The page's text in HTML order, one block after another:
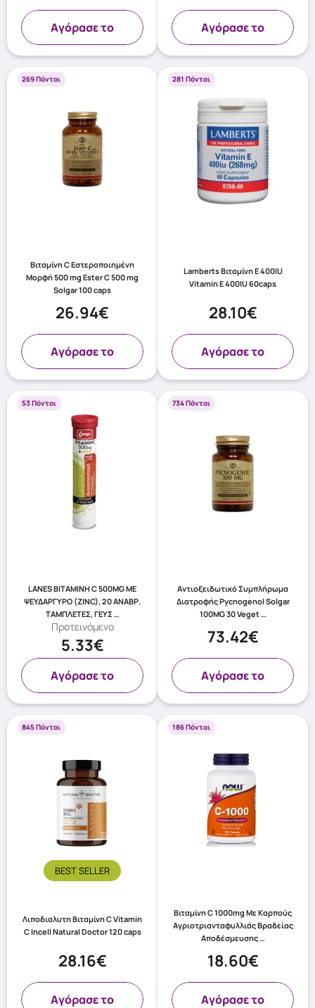
Aγόρασε το Aγόρασε το
269 Πόντοι
Βιταμίνη C Eστεροποιημένη
Μορφή 500 mg Ester C 500 mg
Solgar 100 caps
26.94€
Aγόρασε το
281 Πόντοι
Lamberts Βιταμίνη Ε 400IU
Vitamin E 400IU 60caps
28.10€
Aγόρασε το
53 Πόντοι
LANES ΒΙΤΑΜΙΝΗ C 500MG ΜΕ
ΨΕΥΔΑΡΓΥΡΟ (ZINC), 20 ΑΝΑΒΡ.
ΤΑΜΠΛΕΤΕΣ, ΓΕΥΣ …
Προτεινόμενο
5.33€
Aγόρασε το
734 Πόντοι
Αντιοξειδωτικό Συμπλήρωμα
Διατροφής Pycnogenol Solgar
100MG 30 Veget …
73.42€
Aγόρασε το
845 Πόντοι
BEST SELLER
Λιποδιαλυτη Βιταμίνη C Vitamin
C Incell Natural Doctor 120 caps
28.16€
Aγόρασε το
186 Πόντοι
Βιταμίνη C 1000mg Με Καρπούς
Αγριοτριανταφυλλιάς Βραδείας
Αποδέσμευσης …
18.60€
Aγόρασε το